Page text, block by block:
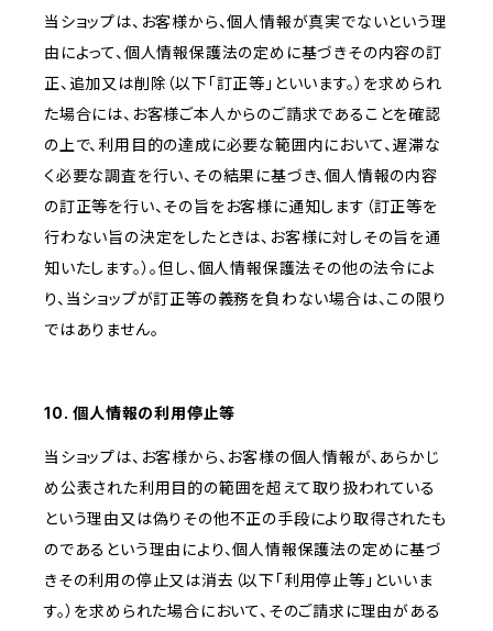
当ショップは、お客様から、個人情報が真実でないという理
由によって、個人情報保護法の定めに基づきその内容の訂
正、追加又は削除（以下「訂正等」といいます。）を求められ
た場合には、お客様ご本人からのご請求であることを確認
の上で、利用目的の達成に必要な範囲内において、遅滞な
く必要な調査を行い、その結果に基づき、個人情報の内容
の訂正等を行い、その旨をお客様に通知します（訂正等を
行わない旨の決定をしたときは、お客様に対しその旨を通
知いたします。）。但し、個人情報保護法その他の法令によ
り、当ショップが訂正等の義務を負わない場合は、この限り
ではありません。
10. 個人情報の利用停止等
当ショップは、お客様から、お客様の個人情報が、あらかじ
め公表された利用目的の範囲を超えて取り扱われている
という理由又は偽りその他不正の手段により取得されたも
のであるという理由により、個人情報保護法の定めに基づ
きその利用の停止又は消去（以下「利用停止等」といいま
す。）を求められた場合において、そのご請求に理由がある